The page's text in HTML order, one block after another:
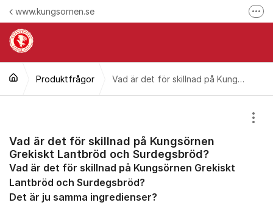
Hoppa till innehåll
www.kungsornen.se
Ring oss
Följ oss på Instagram
Produktfrågor Vad är det för skillnad på Kungsörnen Grekiskt Lantbröd och Surdegsbröd?
Vad är det för skillnad på Kungsörnen
Grekiskt Lantbröd och Surdegsbröd?
Vad är det för skillnad på Kungsörnen Grekiskt
Lantbröd och Surdegsbröd?
Det är ju samma ingredienser?